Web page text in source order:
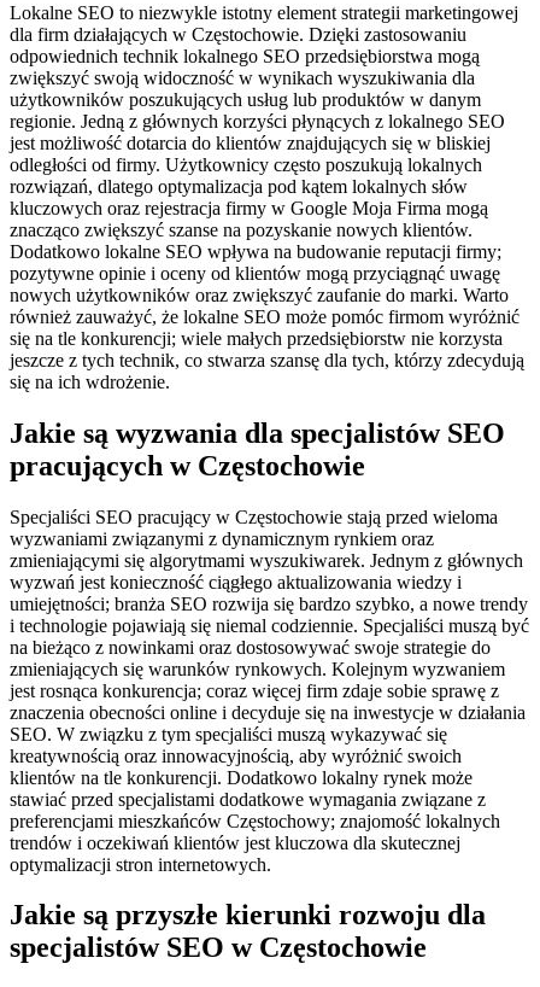
Lokalne SEO to niezwykle istotny element strategii marketingowej
dla firm działających w Częstochowie. Dzięki zastosowaniu
odpowiednich technik lokalnego SEO przedsiębiorstwa mogą
zwiększyć swoją widoczność w wynikach wyszukiwania dla
użytkowników poszukujących usług lub produktów w danym
regionie. Jedną z głównych korzyści płynących z lokalnego SEO
jest możliwość dotarcia do klientów znajdujących się w bliskiej
odległości od firmy. Użytkownicy często poszukują lokalnych
rozwiązań, dlatego optymalizacja pod kątem lokalnych słów
kluczowych oraz rejestracja firmy w Google Moja Firma mogą
znacząco zwiększyć szanse na pozyskanie nowych klientów.
Dodatkowo lokalne SEO wpływa na budowanie reputacji firmy;
pozytywne opinie i oceny od klientów mogą przyciągnąć uwagę
nowych użytkowników oraz zwiększyć zaufanie do marki. Warto
również zauważyć, że lokalne SEO może pomóc firmom wyróżnić
się na tle konkurencji; wiele małych przedsiębiorstw nie korzysta
jeszcze z tych technik, co stwarza szansę dla tych, którzy zdecydują
się na ich wdrożenie.
Jakie są wyzwania dla specjalistów SEO
pracujących w Częstochowie
Specjaliści SEO pracujący w Częstochowie stają przed wieloma
wyzwaniami związanymi z dynamicznym rynkiem oraz
zmieniającymi się algorytmami wyszukiwarek. Jednym z głównych
wyzwań jest konieczność ciągłego aktualizowania wiedzy i
umiejętności; branża SEO rozwija się bardzo szybko, a nowe trendy
i technologie pojawiają się niemal codziennie. Specjaliści muszą być
na bieżąco z nowinkami oraz dostosowywać swoje strategie do
zmieniających się warunków rynkowych. Kolejnym wyzwaniem
jest rosnąca konkurencja; coraz więcej firm zdaje sobie sprawę z
znaczenia obecności online i decyduje się na inwestycje w działania
SEO. W związku z tym specjaliści muszą wykazywać się
kreatywnością oraz innowacyjnością, aby wyróżnić swoich
klientów na tle konkurencji. Dodatkowo lokalny rynek może
stawiać przed specjalistami dodatkowe wymagania związane z
preferencjami mieszkańców Częstochowy; znajomość lokalnych
trendów i oczekiwań klientów jest kluczowa dla skutecznej
optymalizacji stron internetowych.
Jakie są przyszłe kierunki rozwoju dla
specjalistów SEO w Częstochowie